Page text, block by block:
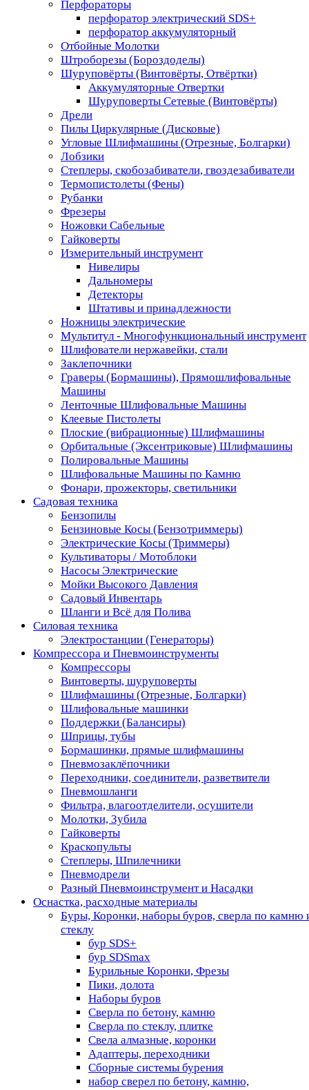
Перфораторы
перфоратор электрический SDS+
перфоратор аккумуляторный
Отбойные Молотки
Штроборезы (Бороздоделы)
Шуруповёрты (Винтовёрты, Отвёртки)
Аккумуляторные Отвертки
Шуруповерты Сетевые (Винтовёрты)
Дрели
Пилы Циркулярные (Дисковые)
Угловые Шлифмашины (Отрезные, Болгарки)
Лобзики
Степлеры, скобозабиватели, гвоздезабиватели
Термопистолеты (Фены)
Рубанки
Фрезеры
Ножовки Сабельные
Гайковерты
Измерительный инструмент
Нивелиры
Дальномеры
Детекторы
Штативы и принадлежности
Ножницы электрические
Мультитул - Многофункциональный инструмент
Шлифователи нержавейки, стали
Заклепочники
Граверы (Бормашины), Прямошлифовальные
Машины
Ленточные Шлифовальные Машины
Клеевые Пистолеты
Плоские (вибрационные) Шлифмашины
Орбитальные (Эксентриковые) Шлифмашины
Полировальные Машины
Шлифовальные Машины по Камню
Фонари, прожекторы, светильники
Садовая техника
Бензопилы
Бензиновые Косы (Бензотриммеры)
Электрические Косы (Триммеры)
Культиваторы / Мотоблоки
Насосы Электрические
Мойки Высокого Давления
Садовый Инвентарь
Шланги и Всё для Полива
Силовая техника
Электростанции (Генераторы)
Компрессора и Пневмоинструменты
Компрессоры
Винтоверты, шуруповерты
Шлифмашины (Отрезные, Болгарки)
Шлифовальные машинки
Поддержки (Балансиры)
Шприцы, тубы
Бормашинки, прямые шлифмашины
Пневмозаклёпочники
Переходники, соединители, разветвители
Пневмошланги
Фильтра, влагоотделители, осушители
Молотки, Зубила
Гайковерты
Краскопульты
Степлеры, Шпилечники
Пневмодрели
Разный Пневмоинструмент и Насадки
Оснастка, расходные материалы
Буры, Коронки, наборы буров, сверла по камню
стеклу
бур SDS+
бур SDSmax
Бурильные Коронки, Фрезы
Пики, долота
Наборы буров
Сверла по бетону, камню
Сверла по стеклу, плитке
Свела алмазные, коронки
Адаптеры, переходники
Сборные системы бурения
набор сверел по бетону, камню,